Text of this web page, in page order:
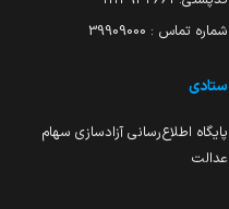
شماره تماس : 39909000
ستادی
پایگاه اطلاع‌رسانی آزادسازی سهام
عدالت